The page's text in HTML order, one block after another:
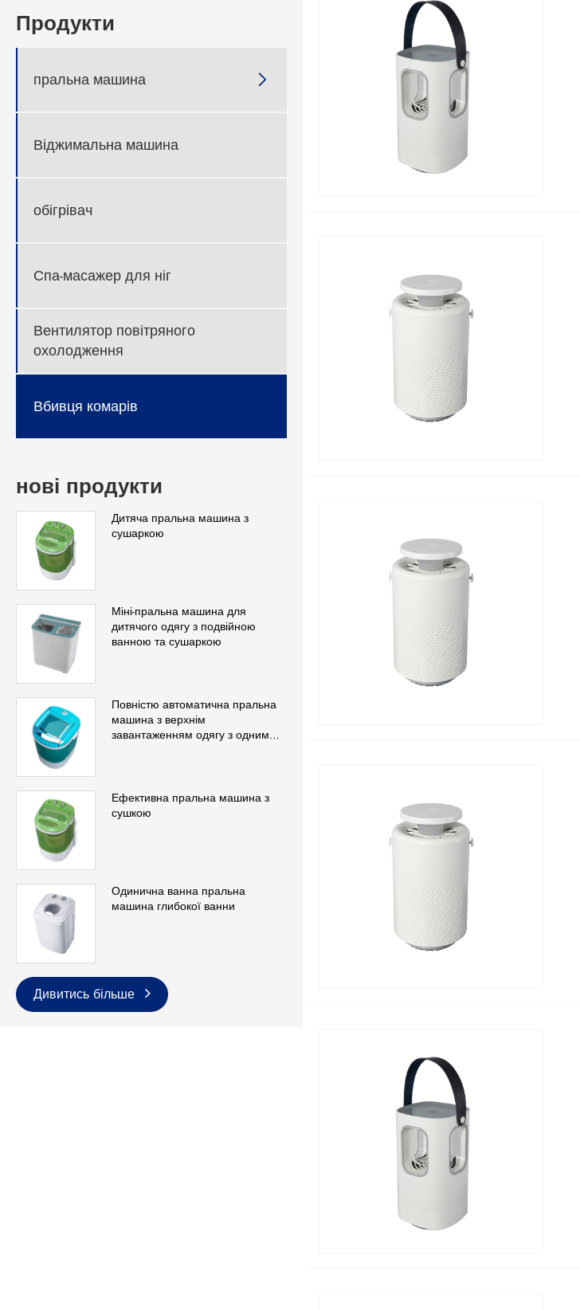
Продукти
пральна машина 
Віджимальна машина
обігрівач
Спа-масажер для ніг
Вентилятор повітряного
охолодження
Вбивця комарів
нові продукти
Дитяча пральна машина з
сушаркою
Міні-пральна машина для
дитячого одягу з подвійною
ванною та сушаркою
Повністю автоматична пральна
машина з верхнім
завантаженням одягу з одним
Ефективна пральна машина з
сушкою
Одинична ванна пральна
машина глибокої ванни
Дивитись більше